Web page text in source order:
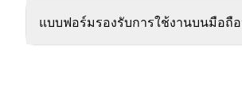
แบบฟอร์มรองรับการใช้งานบนมือถื